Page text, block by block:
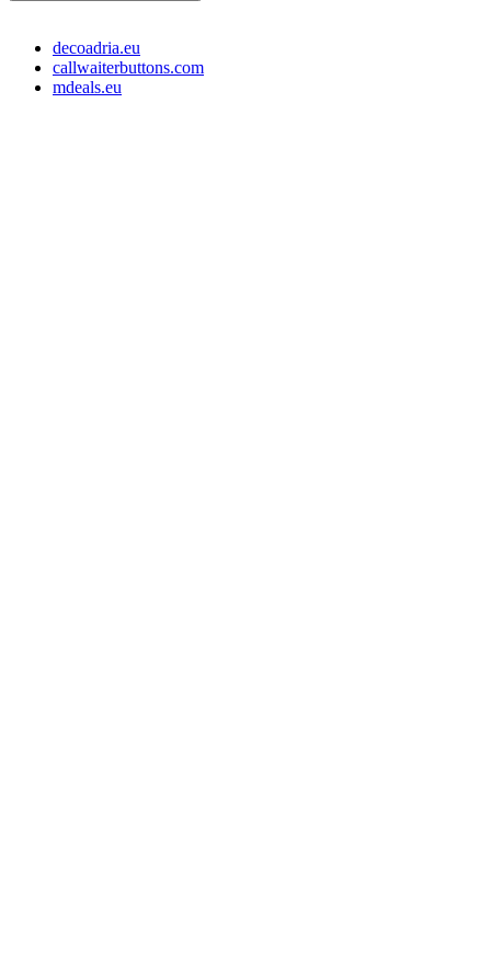
decoadria.eu
callwaiterbuttons.com
mdeals.eu